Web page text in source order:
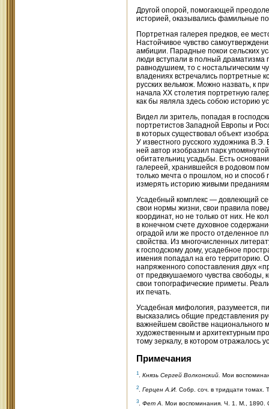
Другой опорой, помогающей
историей, оказывались фамильные
Портретная галерея предков, ее
Настойчивое чувство
амбиции. Парадные покои сельских
люди вступали в полный драматизма
равнодушием, то с ностальгическим
владениях встречались портретные
русских вельмож. Можно назвать, к
начала XX столетия портретную
как бы являла здесь собою историю
Видел ли зритель, попадая в
портретистов Западной Европы и
в которых существовал объект
У известного русского художника
ней автор изобразил парк
обитательниц усадьбы. Есть
галереей, хранившейся в родовом
только мечта о прошлом, но и способ
измерять историю живыми
Усадебный комплекс — довлеющий
свои нормы жизни, свои правила
координат, но не только от них. Не
в конечном счете духовное
оградой или же просто отделенное
свойства. Из многочисленных
к господскому дому, усадебное
имения попадал на его территорию.
напряженного сопоставления двух
от предвкушаемого чувства свободы,
свои топографические приметы.
их печать.
Усадебная мифология, разумеется,
высказались общие представления
важнейшем свойстве национального
художественным и архитектурным
тому зеркалу, в котором отражалось
Примечания
1. Князь Сергей Волконский. Мои
2 Герцен А.И. Собр. соч. в тридцати томах.
3. Фет А. Мои воспоминания. Ч. 1. М., 1890.